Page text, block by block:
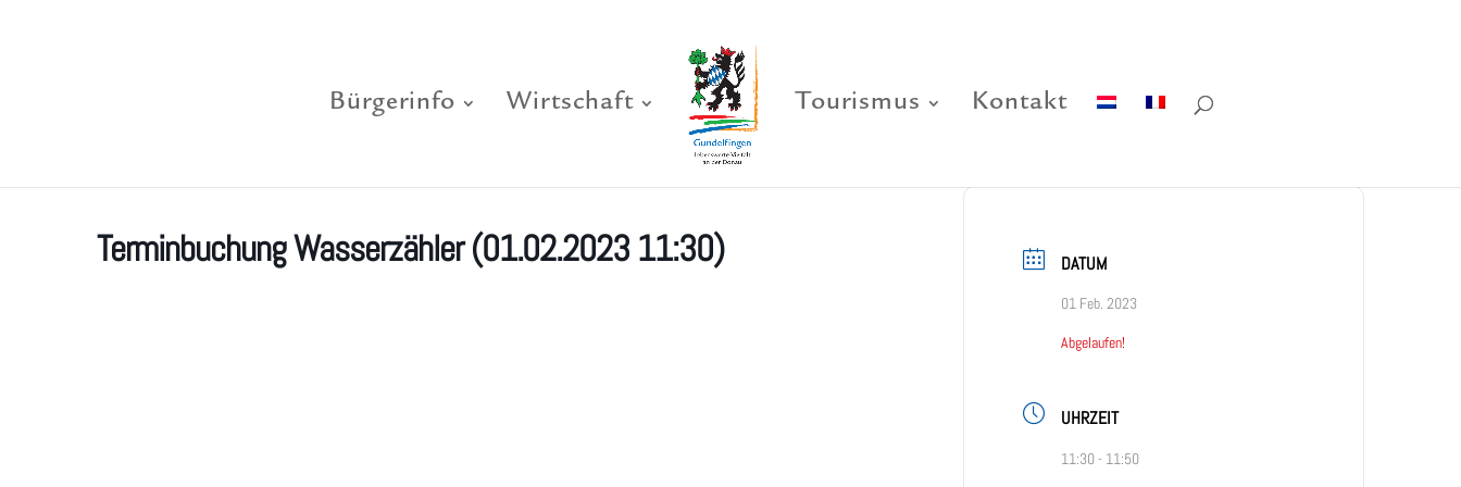
Bürgerinfo Wirtschaft Tourismus Kontakt
Terminbuchung Wasserzähler (01.02.2023 11:30) DATUM
01 Feb. 2023
Abgelaufen!
UHRZEIT
11:30 - 11:50